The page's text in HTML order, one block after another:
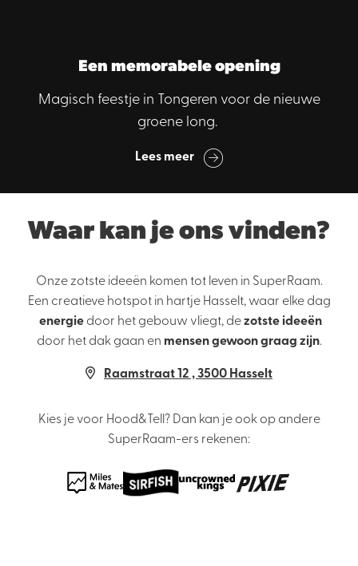
Een memorabele opening
Magisch feestje in Tongeren voor de nieuwe
groene long.
Lees meer
Waar kan je ons vinden?
Onze zotste ideeën komen tot leven in SuperRaam.
Een creatieve hotspot in hartje Hasselt, waar elke dag
energiedoor het gebouw vliegt, dezotste ideeën
door het dak gaan en mensen gewoon graag zijn.
Raamstraat 12 , 3500 Hasselt
Kies je voor Hood&Tell? Dan kan je ook op andere
SuperRaam-ers rekenen: